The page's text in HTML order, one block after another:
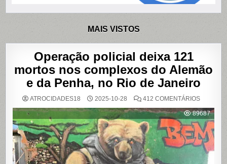
MAIS VISTOS
Operação policial deixa 121
mortos nos complexos do Alemão
e da Penha, no Rio de Janeiro
ATROCIDADES18 2025-10-28 412 COMENTÁRIOSEM
POLICIAL
DEIXA
121
MORTOS
NOS
DO
ALEMÃO
89687